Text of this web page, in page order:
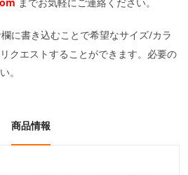
に書き込むことで希望なサイズ/カラ
クエストすることができます。必要の
。
商品情報